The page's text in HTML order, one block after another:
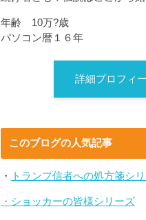
年齢 10万?歳
パソコン暦１６年
詳細プロフィ
このブログの人気記事
・ トランプ信者への処方箋シ
・ショッカーの皆様シリーズ